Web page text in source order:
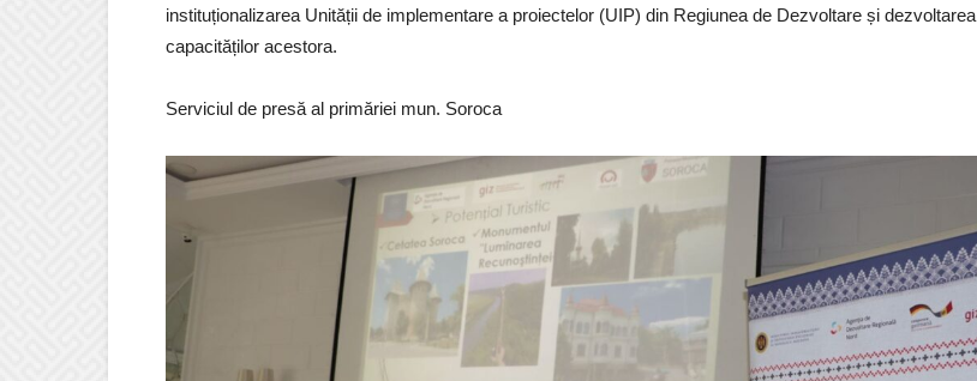
instituționalizarea Unității de implementare a proiectelor (UIP) din Regiunea de Dezvoltare și dezvoltarea
capacităților acestora.
Serviciul de presă al primăriei mun. Soroca